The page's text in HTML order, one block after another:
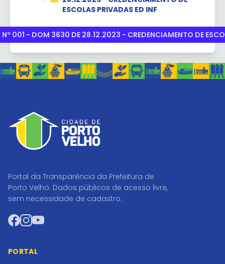
ESCOLAS PRIVADAS ED INF
001 - DOM 3630 DE 28.12.2023 - CREDENCIAMENTO DE
Portal da Transparência da Prefeitura de
Porto Velho. Dados públicos de acesso livre,
sem necessidade de cadastro.
Facebook
Instagram
YouTube
PORTAL